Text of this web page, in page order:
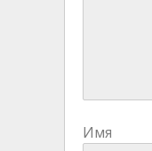
Имя